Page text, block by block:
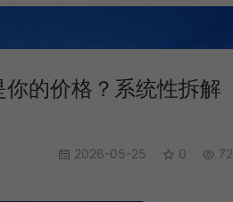
的价格？系统性拆解
2026-05-25 0 72